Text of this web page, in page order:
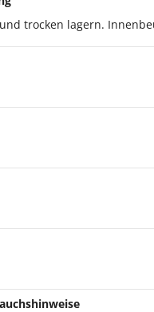
trocken lagern.